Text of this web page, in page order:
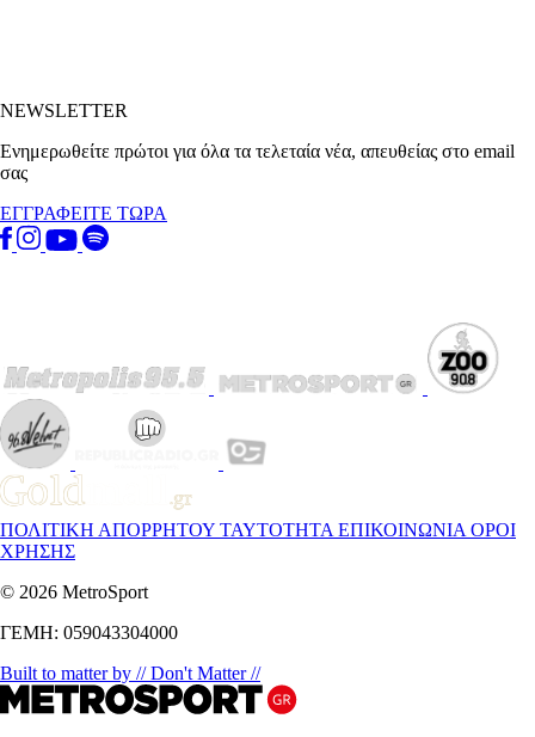
NEWSLETTER
Ενημερωθείτε πρώτοι για όλα τα τελεταία νέα, απευθείας στο email
σας
ΕΓΓΡΑΦΕΙΤΕ ΤΩΡΑ
ΠΟΛΙΤΙΚΗ ΑΠΟΡΡΗΤΟΥ ΤΑΥΤΟΤΗΤΑ ΕΠΙΚΟΙΝΩΝΙΑ ΟΡΟΙ
ΧΡΗΣΗΣ
© 2026 MetroSport
ΓΕΜΗ: 059043304000
Built to matter by // Don't Matter //